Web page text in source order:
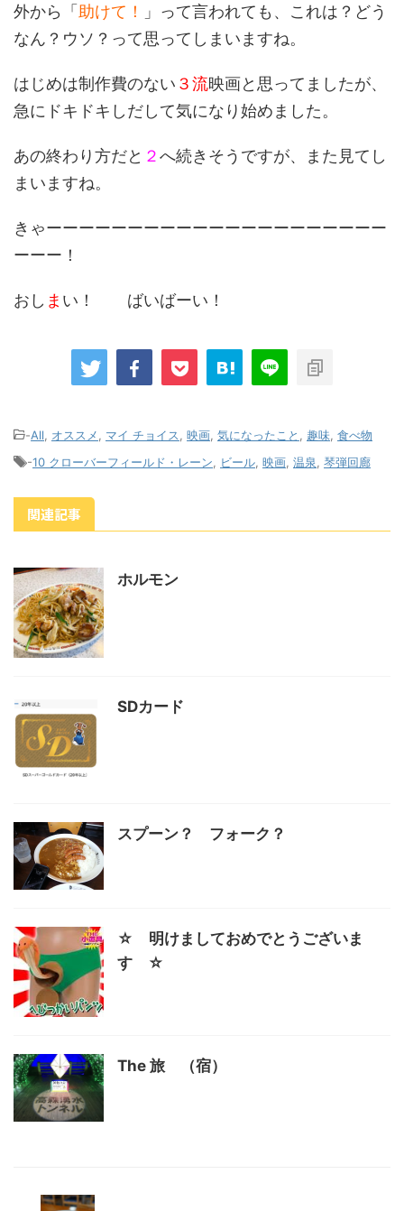
外から「 助けて！
」って言われても、これは？どう
なん？ウソ？って思ってしまいますね。
はじめは制作費のない ３流映画と思ってましたが、
急にドキドキしだして気になり始めました。
あの終わり方だと ２へ続きそうですが、また見てし
まいますね。
きゃーーーーーーーーーーーーーーーーーーーーー
ーーー！
おし ま い！ ばいばーい！
-All オススメ マイ チョイス 映画 気になったこと 趣味 食べ物
-10 クローバーフィールド・レーン ビール 映画 温泉 琴弾回廊
関連記事
ホルモン
SDカード
スプーン？ フォーク？
☆ 明けましておめでとうございま
す ☆
The 旅 （宿）